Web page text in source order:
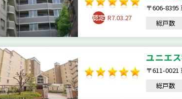
R7.03.27
〒606-
総戸数
ユニエ
〒611-0021
総戸数